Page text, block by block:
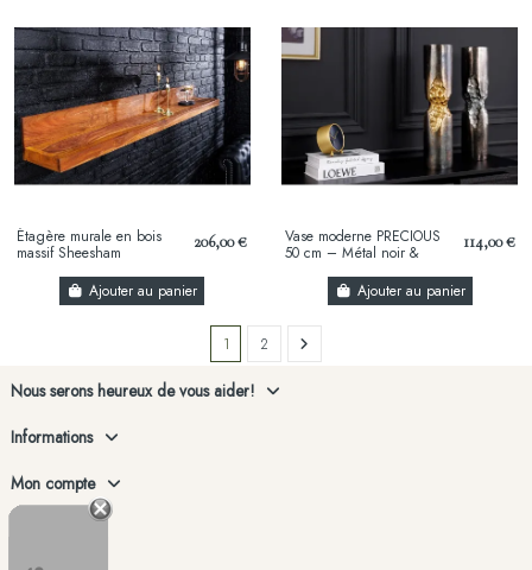
Étagère murale en bois
massif Sheesham
cm – étagère design...
206,00 €
Ajouter au panier
Vase moderne PRECIOUS
50 cm – Métal noir &
en-1 vase & bougeoir
114,00 €
Ajouter au panier
1 2
Nous serons heureux de vous aider!
Informations
Mon compte